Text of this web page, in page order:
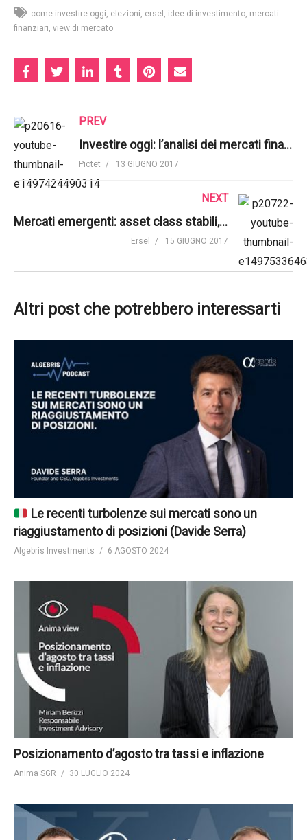
come investire oggi elezioni ersel idee di investimento mercati
finanziari view di mercato
PREV
Investire oggi: l’analisi dei mercati finanziari di Giugno 2017 | Pictet Italia
Pictet 13 GIUGNO 2017
NEXT
Mercati emergenti: asset class stabili, ma bisogna restare selettivi | Ersel
Ersel 15 GIUGNO 2017
Altri post che potrebbero interessarti
Le recenti turbolenze sui mercati sono un
riaggiustamento di posizioni (Davide Serra)
Algebris Investments 6 AGOSTO 2024
Posizionamento d’agosto tra tassi e inflazione
Anima SGR 30 LUGLIO 2024